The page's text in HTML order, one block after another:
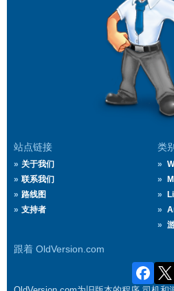
站点链接
关于我们
联系我们
路线图
支持者
类别
跟着 OldVersion.com